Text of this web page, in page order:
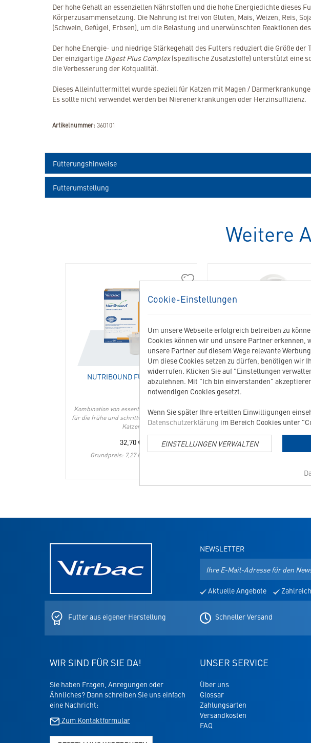
Der hohe Gehalt an essenziellen Nährstoffen und die hohe Energiedichte
Körperzusammensetzung. Die Nahrung ist frei von Gluten, Mais, Weizen, Reis,
(Schwein, Gefügel, Erbsen), um die Belastung und unerwünschten Reaktionen
Der hohe Energie- und niedrige Stärkegehalt des Futters reduziert die Größe
Der einzigartige Digest Plus Complex(spezifische Zusatzstoffe) unterstützt eine
die Verbesserung der Kotqualität.
Dieses Alleinfuttermittel wurde speziell für Katzen mit Magen /
Es sollte nicht verwendet werden bei Nierenerkrankungen oder Herzinsuffizienz.
Artikelnummer: 360101
Fütterungshinweise
Futterumstellung
Weitere
Nutribound
für
in
die
Merkliste
hinzufügen
NUTRIBOUND FÜR KATZEN
Kombination von essentiellen Nährstoffen
für die frühe und schrittweise Erholung von
Katzen
32,70€
Grundpreis: 7,27 EUR / 100 ml
ALLERDERM FOAM
Reinigungsschaum
ab
Grundpreis: 17,20 EUR /
Cookie-Einstellungen
Um unsere Webseite erfolgreich betreiben zu
Cookies können wir und unsere Partner
unsere Partner auf diesem Wege relevante
Um diese Cookies setzen zu dürfen, benötigen
widerrufen. Klicken Sie auf "Einstellungen
abzulehnen. Mit "Ich bin einverstanden"
notwendigen Cookies gesetzt.
Wenn Sie später Ihre erteilten Einwilligungen
Datenschutzerklärung im Bereich Cookies unter
EINSTELLUNGEN VERWALTEN
NEWSLETTER
Mail-
für
Newsletter
Aktuelle Angebote
Futter aus eigener Herstellung
Schneller Versand
WIR SIND FÜR SIE DA!
Sie haben Fragen, Anregungen oder
Ähnliches? Dann schreiben Sie uns einfach
eine Nachricht:
Zum Kontaktformular
UNSER SERVICE
Über uns
Glossar
Zahlungsarten
Versandkosten
FAQ